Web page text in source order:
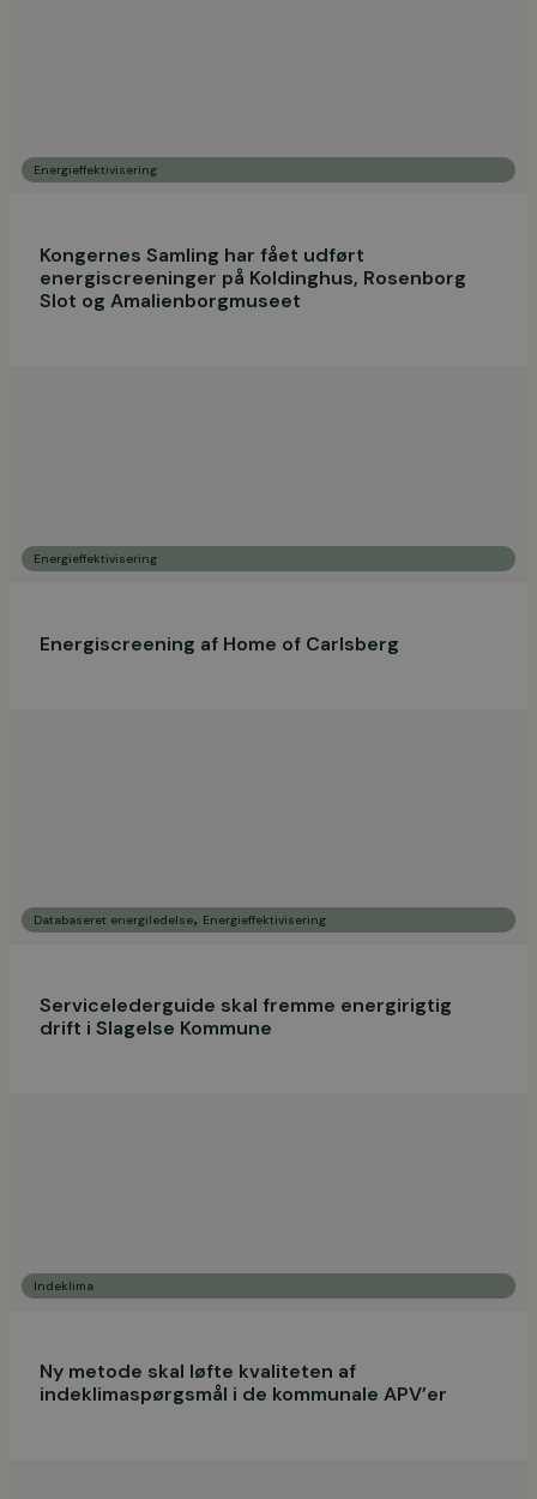
Energieffektivisering
Kongernes Samling har fået udført
energiscreeninger på Koldinghus, Rosenborg
Slot og Amalienborgmuseet
Energieffektivisering
Energiscreening af Home of Carlsberg
Databaseret energiledelse, Energieffektivisering
Servicelederguide skal fremme energirigtig
drift i Slagelse Kommune
Indeklima
Ny metode skal løfte kvaliteten af
indeklimaspørgsmål i de kommunale APV’er